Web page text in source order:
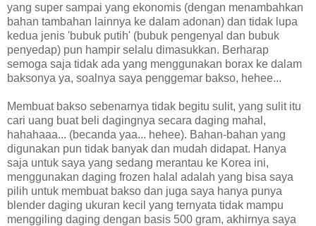
yang super sampai yang ekonomis (dengan menambahkan
bahan tambahan lainnya ke dalam adonan) dan tidak lupa
kedua jenis 'bubuk putih' (bubuk pengenyal dan bubuk
penyedap) pun hampir selalu dimasukkan. Berharap
semoga saja tidak ada yang menggunakan borax ke dalam
baksonya ya, soalnya saya penggemar bakso, hehee...
Membuat bakso sebenarnya tidak begitu sulit, yang sulit itu
cari uang buat beli dagingnya secara daging mahal,
hahahaaa... (becanda yaa... hehee). Bahan-bahan yang
digunakan pun tidak banyak dan mudah didapat. Hanya
saja untuk saya yang sedang merantau ke Korea ini,
menggunakan daging frozen halal adalah yang bisa saya
pilih untuk membuat bakso dan juga saya hanya punya
blender daging ukuran kecil yang ternyata tidak mampu
menggiling daging dengan basis 500 gram, akhirnya saya